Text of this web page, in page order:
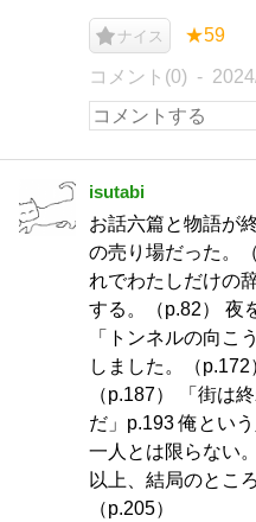
ナイス ★59
コメント(0)
isutabi
お話六篇と物語が
の売り場だった。
れでわたしだけの
する。（p.82） 夜
「トンネルの向こ
しました。（p.172
（p.187） 「街は
だ」p.193 俺とい
一人とは限らない
以上、結局のとこ
（p.205）